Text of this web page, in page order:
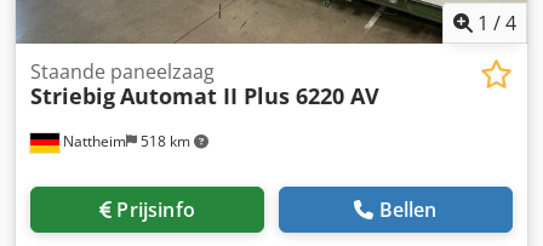
1 /4
Nattheim 518 km
Staande paneelzaag
StriebigAutomat II Plus 6220 AV
Prijsinfo Bellen